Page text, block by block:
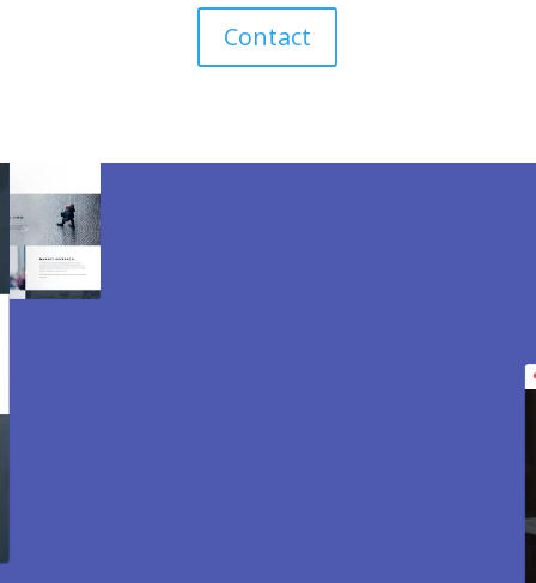
Contact
Création de site internet